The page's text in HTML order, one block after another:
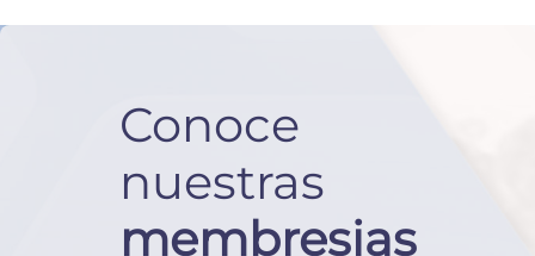
Conoce
nuestras
membresias